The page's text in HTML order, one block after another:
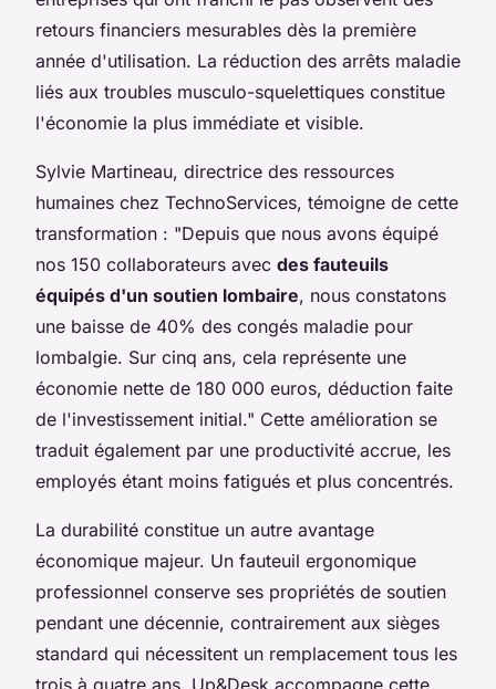
retours financiers mesurables dès la première
année d'utilisation. La réduction des arrêts maladie
liés aux troubles musculo-squelettiques constitue
l'économie la plus immédiate et visible.
Sylvie Martineau, directrice des ressources
humaines chez TechnoServices, témoigne de cette
transformation : "Depuis que nous avons équipé
nos 150 collaborateurs avec des fauteuils
équipés d'un soutien lombaire, nous constatons
une baisse de 40% des congés maladie pour
lombalgie. Sur cinq ans, cela représente une
économie nette de 180 000 euros, déduction faite
de l'investissement initial." Cette amélioration se
traduit également par une productivité accrue, les
employés étant moins fatigués et plus concentrés.
La durabilité constitue un autre avantage
économique majeur. Un fauteuil ergonomique
professionnel conserve ses propriétés de soutien
pendant une décennie, contrairement aux sièges
standard qui nécessitent un remplacement tous les
trois à quatre ans. Up&Desk accompagne cette